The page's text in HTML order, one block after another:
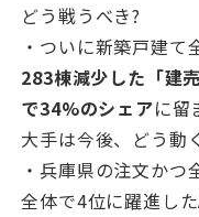
どう戦うべき?
・ついに新築戸建て
283棟減少した「建売
で34%のシェアに留
大手は今後、どう動
・兵庫県の注文かつ
全体で4位に躍進し